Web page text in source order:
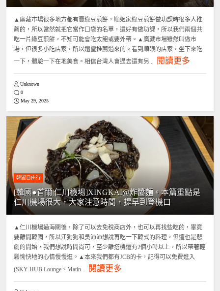
▲廣藏市場很多地方都有賣綠豆煎餅，順姬家綠豆煎餅做功課時很多人推
薦的，所以當然就把它當作口袋的名單，還好有做功課，所以我們兩個共
吃一片綠豆煎餅，不知可能會吃太飽或要外帶。▲廣藏市場雖然叫做市
場，但很多小吃店家，所以還蠻推薦過來的。看到順眼的店家，坐下來吃
一下，體驗一下在地美食。相信台灣人會過去還有另...
閱讀更多
Unknown
0
May 29, 2025
韓國自由行
[韓國●首爾|仁川機場]XINGKAI@炸醬麵。本篇重點是
仁川機場很大，大家注意時間，提早到登機口
▲仁川機場過海關後，除了可以去免稅商店外，也可以再找些吃的，畢竟
要離開韓國，所以江狗狗和吳沛沛想說再吃一下韓式的料理，但這也是悲
劇的開始，我們想說時間尚可，至少離搭機還有2個小時以上，所以帶著輕
鬆愉快地的心情慢慢逛。▲本來我們都有JCB的卡，記得可以免費進入
(SKY HUB Lounge、Matin...
閱讀更多